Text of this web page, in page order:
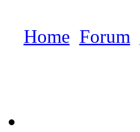
Home Forum